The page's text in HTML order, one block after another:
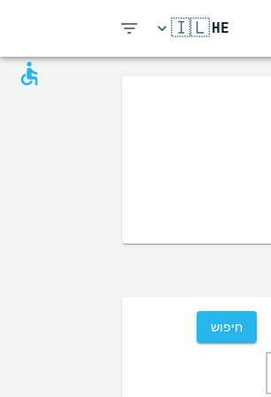
HE
🇮🇱
חיפוש